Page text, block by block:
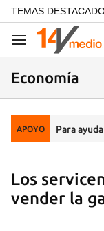
common.go-to-
TEMAS
Navegación
Economía
APOYO Para
Los
vender la